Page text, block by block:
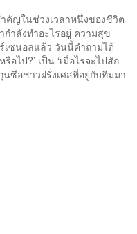
คัญในช่วงเวลาหนึ่งของชีวิต
กำลังทำอะไรอยู่ ความสุข
เซนอลแล้ว วันนี้คำถามได้
อไป?’ เป็น ‘เมื่อไรจะไปสัก
ซือชาวฝรั่งเศสที่อยู่กับทีมมา